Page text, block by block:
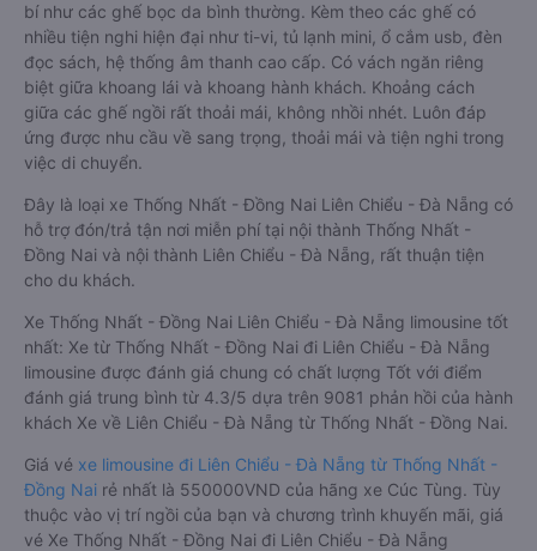
bí như các ghế bọc da bình thường. Kèm theo các ghế có
nhiều tiện nghi hiện đại như ti-vi, tủ lạnh mini, ổ cắm usb, đèn
đọc sách, hệ thống âm thanh cao cấp. Có vách ngăn riêng
biệt giữa khoang lái và khoang hành khách. Khoảng cách
giữa các ghế ngồi rất thoải mái, không nhồi nhét. Luôn đáp
ứng được nhu cầu về sang trọng, thoải mái và tiện nghi trong
việc di chuyển.
Đây là loại xe Thống Nhất - Đồng Nai Liên Chiểu - Đà Nẵng có
hỗ trợ đón/trả tận nơi miễn phí tại nội thành Thống Nhất -
Đồng Nai và nội thành Liên Chiểu - Đà Nẵng, rất thuận tiện
cho du khách.
Xe Thống Nhất - Đồng Nai Liên Chiểu - Đà Nẵng limousine tốt
nhất: Xe từ Thống Nhất - Đồng Nai đi Liên Chiểu - Đà Nẵng
limousine được đánh giá chung có chất lượng Tốt với điểm
đánh giá trung bình từ 4.3/5 dựa trên 9081 phản hồi của hành
khách Xe về Liên Chiểu - Đà Nẵng từ Thống Nhất - Đồng Nai.
Giá vé xe limousine đi Liên Chiểu - Đà Nẵng từ Thống Nhất -
Đồng Nai rẻ nhất là 550000VND của hãng xe Cúc Tùng. Tùy
thuộc vào vị trí ngồi của bạn và chương trình khuyến mãi, giá
vé Xe Thống Nhất - Đồng Nai đi Liên Chiểu - Đà Nẵng